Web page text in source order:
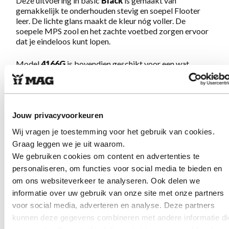
Jouw privacyvoorkeuren
Wij vragen je toestemming voor het gebruik van cookies.
Graag leggen we je uit waarom.
We gebruiken cookies om content en advertenties te
personaliseren, om functies voor social media te bieden en
om ons websiteverkeer te analyseren. Ook delen we
informatie over uw gebruik van onze site met onze partners
voor social media, adverteren en analyse. Deze partners
kunnen deze gegevens combineren met andere informatie
gemakkelijk te onderhouden stevig en soepel Flooter
leer. De lichte glans maakt de kleur nóg voller. De
soepele MPS zool en het zachte voetbed zorgen ervoor
dat je eindeloos kunt lopen.
Model4166G is bovendien geschikt voor een wat
bredere voet (minder geschikt voor hoge wreef). Deze
schoenen hebben een thermostatische contrefort. Die is
iets geknepen en gaat bij het inlopen steeds lekkerder
minder snel moe wordt.
Eenmaal aan, nooit meer uit!
Eigenschappen Megamok MPS 4166G
Black
Gemaakt van sterk, soepel, zachtglanzend Flooter
leer